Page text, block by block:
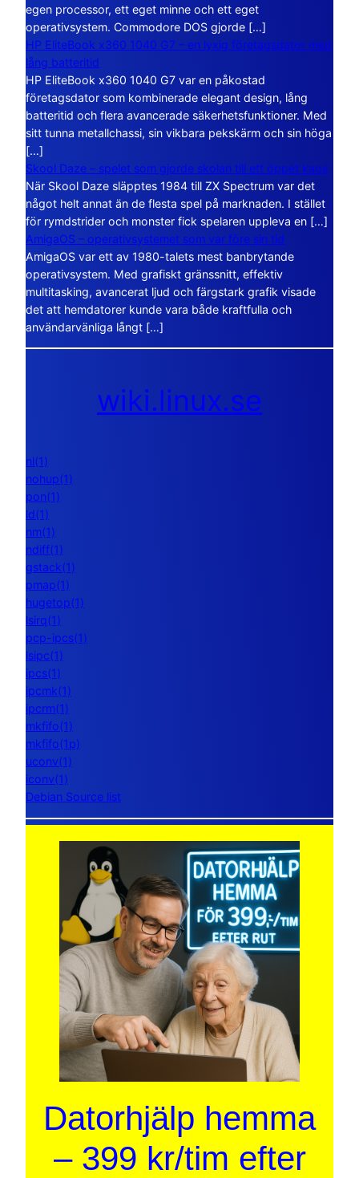
egen processor, ett eget minne och ett eget
operativsystem. Commodore DOS gjorde […]
HP EliteBook x360 1040 G7 – en lyxig företagsdator med
lång batteritid
HP EliteBook x360 1040 G7 var en påkostad
företagsdator som kombinerade elegant design, lång
batteritid och flera avancerade säkerhetsfunktioner. Med
sitt tunna metallchassi, sin vikbara pekskärm och sin höga
[…]
Skool Daze – spelet som gjorde skolan till ett öppet kaos
När Skool Daze släpptes 1984 till ZX Spectrum var det
något helt annat än de flesta spel på marknaden. I stället
för rymdstrider och monster fick spelaren uppleva en […]
AmigaOS – operativsystemet som var före sin tid
AmigaOS var ett av 1980-talets mest banbrytande
operativsystem. Med grafiskt gränssnitt, effektiv
multitasking, avancerat ljud och färgstark grafik visade
det att hemdatorer kunde vara både kraftfulla och
användarvänliga långt […]
wiki.linux.se
nl(1)
nohup(1)
pon(1)
ld(1)
nm(1)
ndiff(1)
gstack(1)
pmap(1)
hugetop(1)
lsirq(1)
pcp-ipcs(1)
lsipc(1)
ipcs(1)
ipcmk(1)
ipcrm(1)
mkfifo(1)
mkfifo(1p)
uconv(1)
iconv(1)
Debian Source list
Datorhjälp hemma
– 399 kr/tim efter